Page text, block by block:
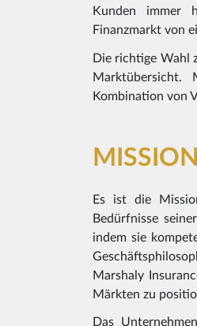
Kunden immer
Finanzmarkt von
Die richtige Wahl
Marktübersicht.
Kombination von
Es ist die
Bedürfnisse
indem sie
Marshaly
Märkten zu
Das